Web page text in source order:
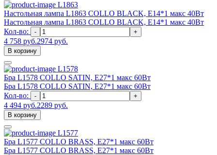
L1863
Настольная лампа L1863 COLLO BLACK, Е14*1 макс 40Вт
Настольная лампа L1863 COLLO BLACK, Е14*1 макс 40Вт
Кол-во:
- +
4 758 руб.2974 руб.
В корзину
L1578
Бра L1578 COLLO SATIN, E27*1 макс 60Вт
Бра L1578 COLLO SATIN, E27*1 макс 60Вт
Кол-во:
- +
4 494 руб.2289 руб.
В корзину
L1577
Бра L1577 COLLO BRASS, E27*1 макс 60Вт
Бра L1577 COLLO BRASS, E27*1 макс 60Вт